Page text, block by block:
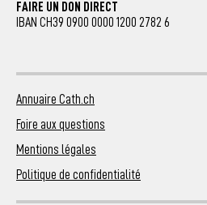
FAIRE UN DON DIRECT
IBAN CH39 0900 0000 1200 2782 6
Annuaire Cath.ch
Foire aux questions
Mentions légales
Politique de confidentialité